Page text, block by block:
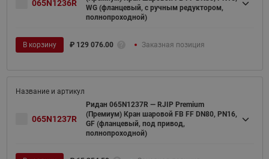
065N1236R
WG (фланцевый, с ручным редуктором,
полнопроходной)
В корзину ₽ 129 076.00 Заказная позиция
065N1237R
Ридан 065N1237R — RJIP Premium
(Премиум) Кран шаровой FB FF DN80, PN16,
GF (фланцевый, под привод,
полнопроходной)